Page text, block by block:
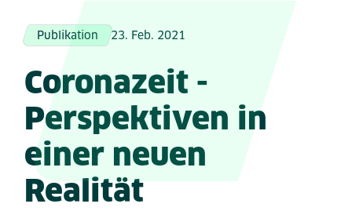
Publikation 23. Feb. 2021
Coronazeit -
Perspektiven in
einer neuen
Realität